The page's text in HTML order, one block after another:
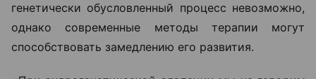
генетически обусловленный процесс невозможно,
однако современные методы терапии могут
способствовать замедлению его развития.